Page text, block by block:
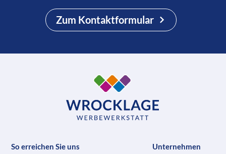
Zum Kontaktformular
So erreichen Sie uns
Unternehmen